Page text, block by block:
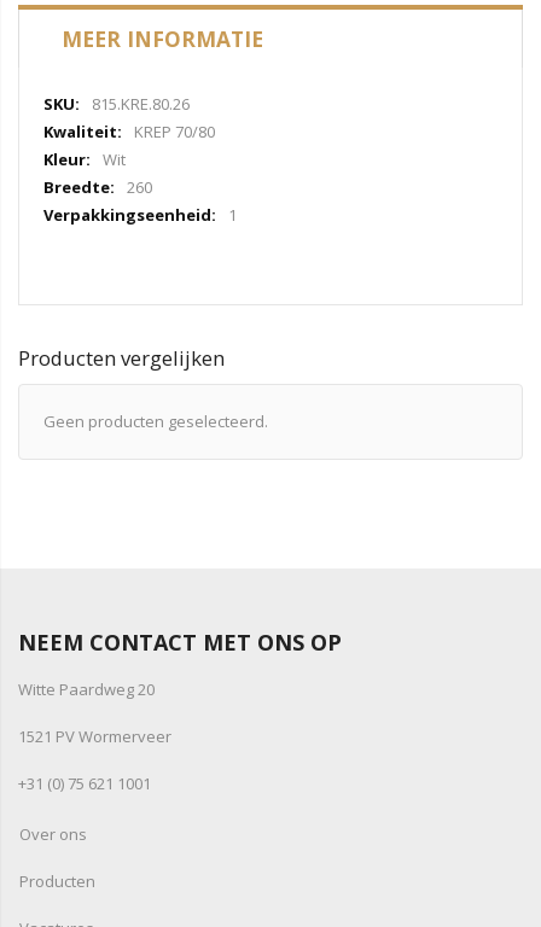
MEER INFORMATIE
Meer
informatie
815.KRE.80.26
KREP 70/80
Wit
260
1
Producten vergelijken
Geen producten geselecteerd.
NEEM CONTACT MET ONS OP
Witte Paardweg 20
1521 PV Wormerveer
+31 (0) 75 621 1001
Over ons
Producten